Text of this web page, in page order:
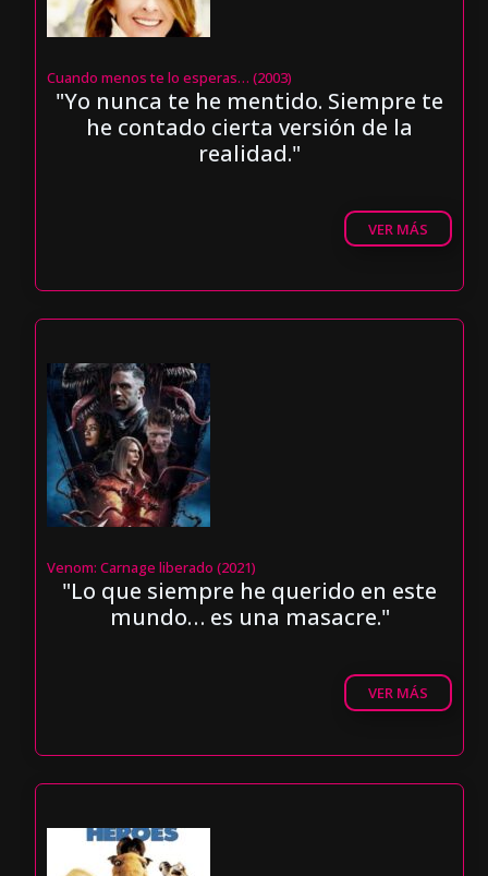
Cuando menos te lo esperas… (2003)
"Yo nunca te he mentido. Siempre te
he contado cierta versión de la
realidad."
VER MÁS
Venom: Carnage liberado (2021)
"Lo que siempre he querido en este
mundo… es una masacre."
VER MÁS